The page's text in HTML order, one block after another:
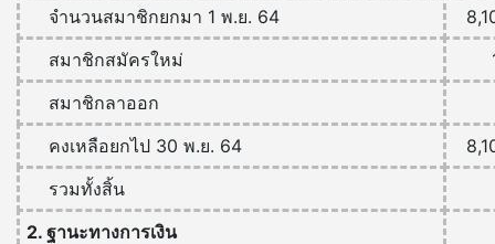
จำนวนสมาชิกยกมา 1 พ.ย. 64
สมาชิกสมัครใหม่
สมาชิกลาออก
คงเหลือยกไป 30 พ.ย. 64
รวมทั้งสิ้น
2. ฐานะทางการเงิน